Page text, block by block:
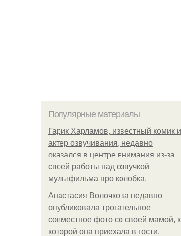
Популярные материалы
Гарик Харламов, известный комик и
актер озвучивания, недавно
оказался в центре внимания из-за
своей работы над озвучкой
мультфильма про колобка.
Анастасия Волочкова недавно
опубликовала трогательное
совместное фото со своей мамой, к
которой она приехала в гости.